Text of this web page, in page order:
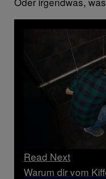
Read Next
Warum dir vom